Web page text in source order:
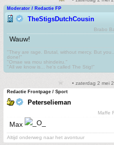
Moderator / Redactie FP
TheStigsDutchCousin
Brabo
Wauw!
"They are rage. Brutal, without mercy. But
done!"
"Omae wa mou shindeiru."
"All we know is... he's called The Stig!"
• zaterdag 2 mei
Redactie Frontpage / Sport
Peterselieman
Maffe
Max
Altijd onderweg naar het avontuur